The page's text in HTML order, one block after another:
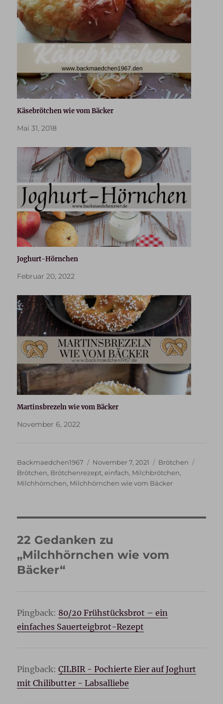
Käsebrötchen wie vom Bäcker
Mai 31, 2018
Joghurt-Hörnchen
Februar 20, 2022
Martinsbrezeln wie vom Bäcker
November 6, 2022
Autor
Backmaedchen1967
Veröffentlicht
am
November 7, 2021 Kategorien
Brötchen
Brötchen, Brötchenrezept,einfach, Milchbrötchen,
Milchhörnchen, Milchhörnchen wie vom Bäcker
22 Gedanken zu
„Milchhörnchen wie vom
Bäcker“
Pingback: 80/20 Frühstücksbrot – ein
einfaches Sauerteigbrot-Rezept
Pingback:ÇILBIR - Pochierte Eier auf Joghurt
mit Chilibutter - Labsalliebe